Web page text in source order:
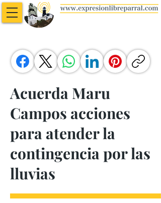
Acuerda Maru
Campos acciones
para atender la
contingencia por las
lluvias